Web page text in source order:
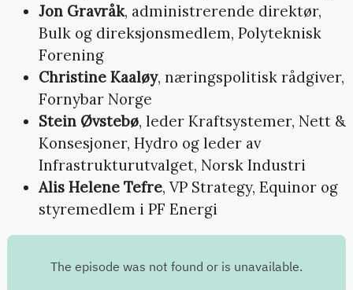
Jon Gravråk, administrerende direktør,
Bulk og direksjonsmedlem, Polyteknisk
Forening
Christine Kaaløy, næringspolitisk rådgiver,
Fornybar Norge
Stein Øvstebø, leder Kraftsystemer, Nett &
Konsesjoner, Hydro og leder av
Infrastrukturutvalget, Norsk Industri
Alis Helene Tefre, VP Strategy, Equinor og
styremedlem i PF Energi